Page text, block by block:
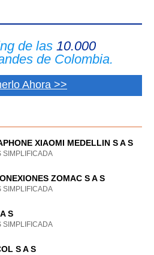
de las 10.000
de Colombia.
Ahora >>
XIAOMI MEDELLIN S A S
SIMPLIFICADA
ZOMAC S A S
SIMPLIFICADA
S
SIMPLIFICADA
S A S